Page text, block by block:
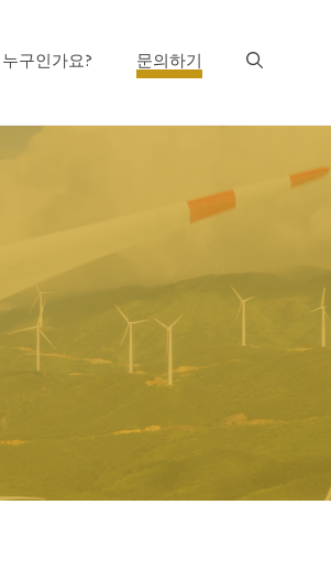
구인가요? 문의하기